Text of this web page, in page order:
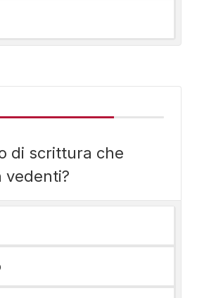
di scrittura che
vedenti?